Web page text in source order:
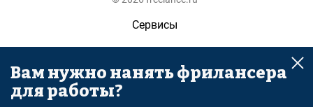
Сервисы
Помощь
Поиск
Вам нужно нанять фрилансера
для работы?